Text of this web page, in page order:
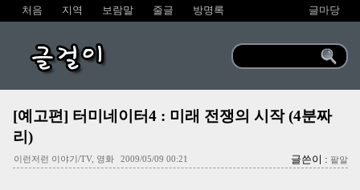
처음 지역 보람말 줄글 방명록 글마당
글걸이
[예고편] 터미네이터4 : 미래 전쟁의 시작 (4분짜
리)
이런저런 이야기/TV, 영화 2009/05/09 00:21 글쓴이 : 팥알